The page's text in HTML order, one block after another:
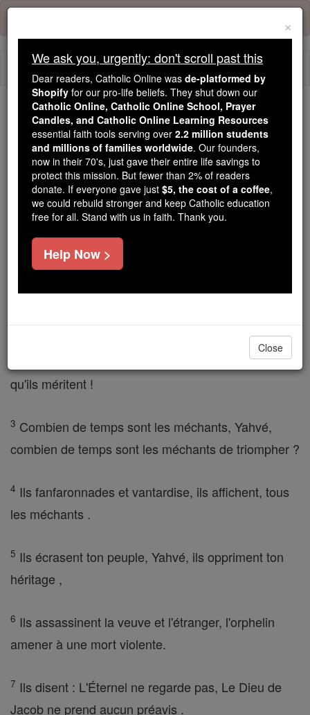
Skip
content
Trending:
Daily Reading for Thursday, October ...
Today's Reading The Mysteries of the Rosary
Psaumes - Chapitre 94
Psaumes ⌄
Dieu des vengeances, Yahvé, Dieu de la
Lève-toi, juge du monde, redonner la fierté ce
qu'ils méritent !
3 Combien de temps sont les méchants, Yahvé,
combien de temps sont les méchants de triompher ?
4 Ils fanfaronnades et vantardise, ils affichent, tous
les méchants .
5 Ils écrasent ton peuple, Yahvé, ils oppriment ton
héritage ,
6 Ils assassinent la veuve et l'étranger, l'orphelin
amener à une mort violente.
7 Ils disent : L'Éternel ne regarde pas, Le Dieu de
Jacob ne prend aucun préavis .
×
We ask you, urgently: don't scroll past this
Dear readers, Catholic Online was de-platformed by
Shopify for our pro-life beliefs. They shut down our
Catholic Online, Catholic Online School, Prayer
Candles, and Catholic Online Learning Resources
essential faith tools serving over 2.2 million students
and millions of families worldwide. Our founders,
now in their 70's, just gave their entire life savings to
protect this mission. But fewer than 2% of readers
donate. If everyone gave just $5, the cost of a coffee,
we could rebuild stronger and keep Catholic education
free for all. Stand with us in faith. Thank you.
Help Now >
Close